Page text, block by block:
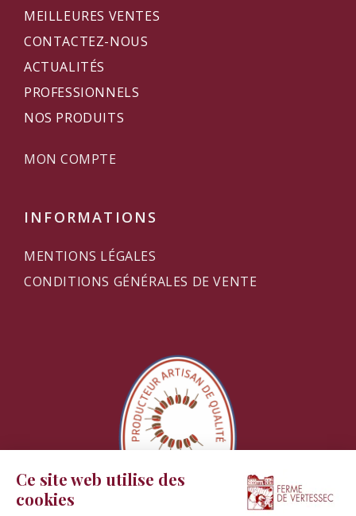
MEILLEURES VENTES
CONTACTEZ-NOUS
ACTUALITÉS
PROFESSIONNELS
NOS PRODUITS
MON COMPTE
INFORMATIONS
MENTIONS LÉGALES
CONDITIONS GÉNÉRALES DE VENTE